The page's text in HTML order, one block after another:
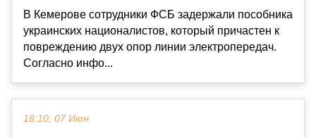
В Кемерове сотрудники ФСБ задержали пособника
украинских националистов, который причастен к
повреждению двух опор линии электропередач.
Согласно инфо...
18:10, 07 Июн